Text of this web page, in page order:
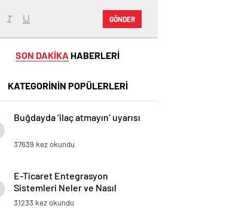
GÖNDER
SON DAKİKA HABERLERİ
KATEGORİNİN POPÜLERLERİ
Buğdayda ‘ilaç atmayın’ uyarısı
37639 kez okundu
E-Ticaret Entegrasyon
Sistemleri Neler ve Nasıl
Yapılır?
31233 kez okundu